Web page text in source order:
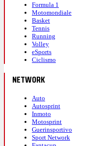
Formula 1
Motomondiale
Basket
Tennis
Running
Volley
eSports
Ciclismo
NETWORK
Auto
Autosprint
Inmoto
Motosprint
Guerinsportivo
Sport Network